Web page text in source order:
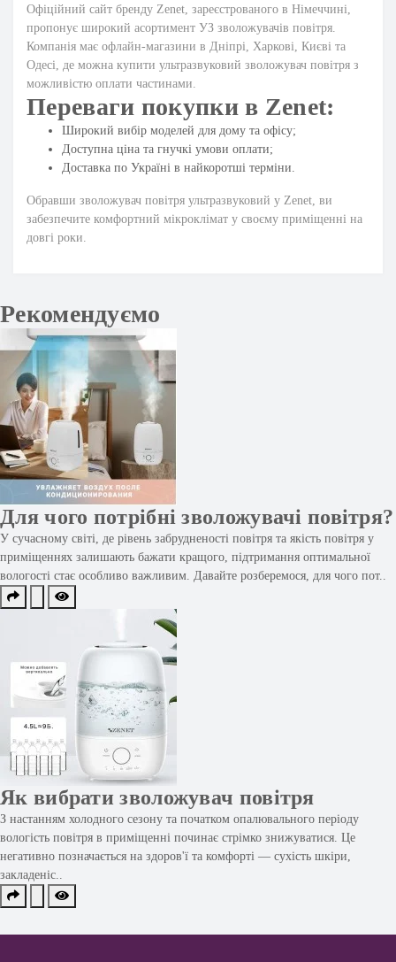
Офіційний сайт бренду Zenet, зареєстрованого в Німеччині,
пропонує широкий асортимент УЗ зволожувачів повітря.
Компанія має офлайн-магазини в Дніпрі, Харкові, Києві та
Одесі, де можна купити ультразвуковий зволожувач повітря з
можливістю оплати частинами.
Переваги покупки в Zenet:
Широкий вибір моделей для дому та офісу;
Доступна ціна та гнучкі умови оплати;
Доставка по Україні в найкоротші терміни.
Обравши зволожувач повітря ультразвуковий у Zenet, ви
забезпечите комфортний мікроклімат у своєму приміщенні на
довгі роки.
Рекомендуємо
Для чого потрібні зволожувачі повітря?
У сучасному світі, де рівень забрудненості повітря та якість повітря у
приміщеннях залишають бажати кращого, підтримання оптимальної
вологості стає особливо важливим. Давайте розберемося, для чого пот..
Як вибрати зволожувач повітря
З настанням холодного сезону та початком опалювального періоду
вологість повітря в приміщенні починає стрімко знижуватися. Це
негативно позначається на здоров'ї та комфорті — сухість шкіри,
закладеніс..